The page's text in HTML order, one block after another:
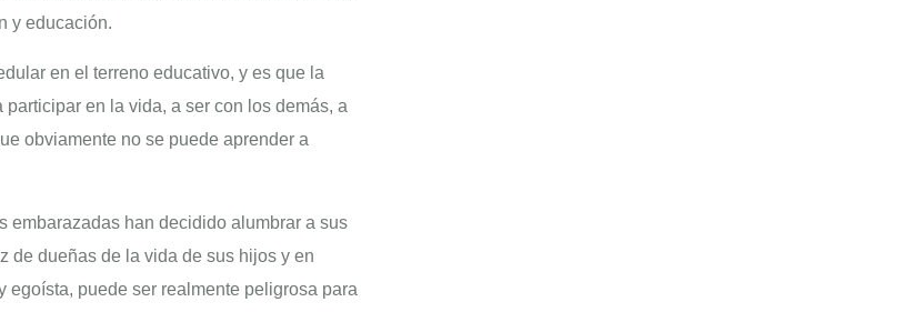
y educación.
en el terreno educativo, y es que la
en la vida, a ser con los demás, a
obviamente no se puede aprender a
embarazadas han decidido alumbrar a sus
de dueñas de la vida de sus hijos y en
puede ser realmente peligrosa para